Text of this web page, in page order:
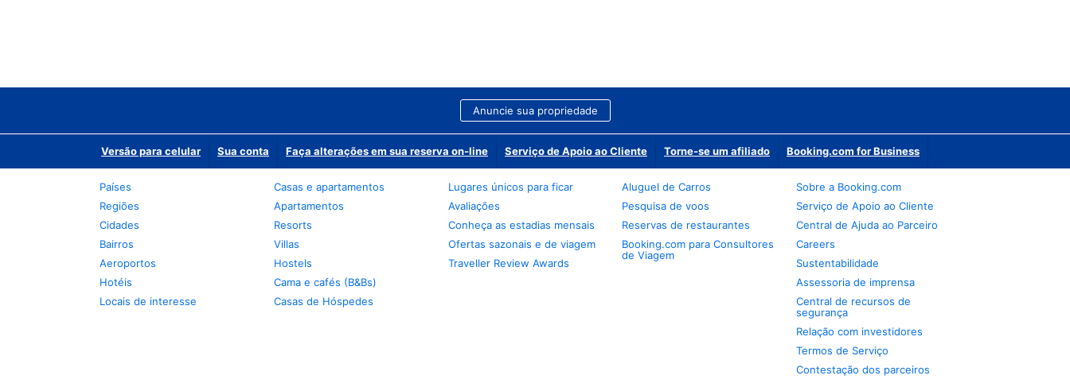
Anuncie sua propriedade
Versão para celular Sua conta Faça alterações em sua reserva on-line Serviço de Apoio ao Cliente Torne-se um afiliado Booking.com for Business
Países
Regiões
Cidades
Bairros
Aeroportos
Hotéis
Locais de interesse
Casas e apartamentos
Apartamentos
Resorts
Villas
Hostels
Cama e cafés (B&Bs)
Casas de Hóspedes
Lugares únicos para ficar
Avaliações
Conheça as estadias mensais
Ofertas sazonais e de viagem
Traveller Review Awards
Aluguel de Carros
Pesquisa de voos
Reservas de restaurantes
Booking.com para Consultores
de Viagem
Sobre a Booking.com
Serviço de Apoio ao Cliente
Central de Ajuda ao Parceiro
Careers
Sustentabilidade
Assessoria de imprensa
Central de recursos de
segurança
Relação com investidores
Termos de Serviço
Contestação dos parceiros